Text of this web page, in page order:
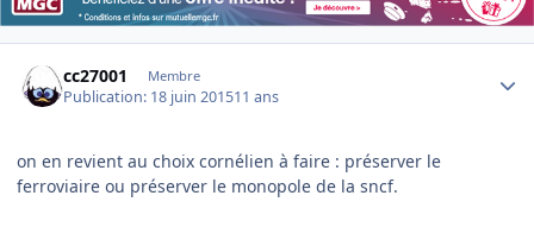
cc27001 Membre
Publication: 18 juin 201511 ans
on en revient au choix cornélien à faire : préserver le
ferroviaire ou préserver le monopole de la sncf.